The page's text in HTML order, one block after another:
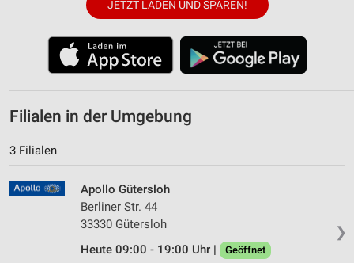
JETZT LADEN UND SPAREN!
Filialen in der Umgebung
3 Filialen
❯
Apollo Gütersloh
Berliner Str. 44
33330 Gütersloh
Heute 09:00 - 19:00 Uhr |
Geöffnet